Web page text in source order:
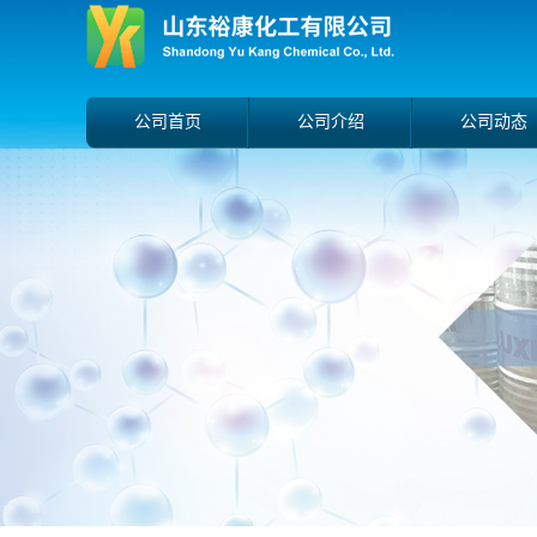
公司首页 公司介绍 公司动态